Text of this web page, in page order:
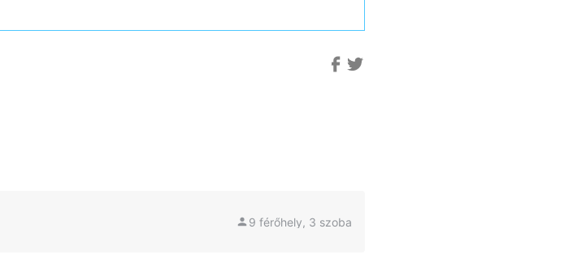
9 férőhely, 3 szoba